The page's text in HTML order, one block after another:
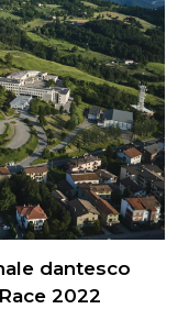
dantesco
2022